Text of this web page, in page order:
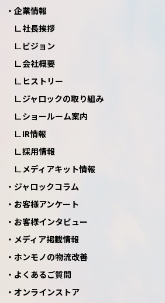
企業情報
社長挨拶
ビジョン
会社概要
ヒストリー
ジャロックの取り組み
ショールーム案内
IR情報
採用情報
メディアキット情報
ジャロックコラム
お客様アンケート
お客様インタビュー
メディア掲載情報
ホンモノの物流改善
よくあるご質問
オンラインストア